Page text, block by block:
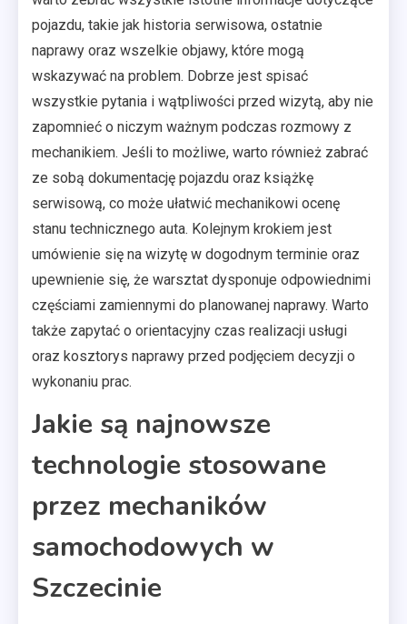
pojazdu, takie jak historia serwisowa, ostatnie
naprawy oraz wszelkie objawy, które mogą
wskazywać na problem. Dobrze jest spisać
wszystkie pytania i wątpliwości przed wizytą, aby nie
zapomnieć o niczym ważnym podczas rozmowy z
mechanikiem. Jeśli to możliwe, warto również zabrać
ze sobą dokumentację pojazdu oraz książkę
serwisową, co może ułatwić mechanikowi ocenę
stanu technicznego auta. Kolejnym krokiem jest
umówienie się na wizytę w dogodnym terminie oraz
upewnienie się, że warsztat dysponuje odpowiednimi
częściami zamiennymi do planowanej naprawy. Warto
także zapytać o orientacyjny czas realizacji usługi
oraz kosztorys naprawy przed podjęciem decyzji o
wykonaniu prac.
Jakie są najnowsze
technologie stosowane
przez mechaników
samochodowych w
Szczecinie